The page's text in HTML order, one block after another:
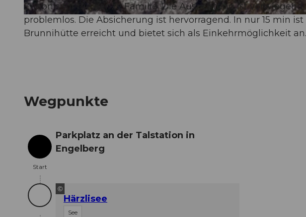
© Engelberg - Titlis Tourismus, Engelberg-Titlis Tourismus
Erlebnis für die ganze Familie. Die Ausrichtung ist
problemlos. Die Absicherung ist hervorragend. In nur 15 min
Brunnihütte erreicht und bietet sich als Einkehrmöglichkeit an.
Wegpunkte
Start
Start
Parkplatz an der Talstation in
Engelberg
©
Härzlisee
See